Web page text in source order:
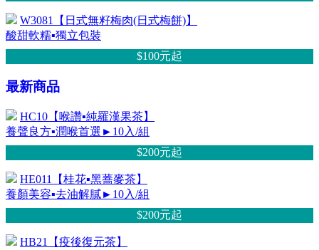
W3081【日式無籽梅肉(日式梅餅)】
酸甜軟糯▪獨立包裝
$100元起
最新商品
HC10【喉讚▪純羅漢果茶】
養聲良方▪潤喉首選►10入/組
$200元起
HE011【桂花▪黑蕎麥茶】
養顏美容▪去油解膩►10入/組
$200元起
HB21【疫後復元茶】